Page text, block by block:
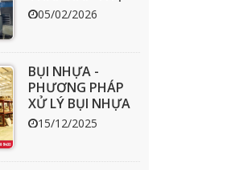
THAN HOẠT
05/02/2026
BỤI NHỰA -
PHƯƠNG PHÁP
XỬ LÝ BỤI NHỰA
HIỆU QUẢ
15/12/2025